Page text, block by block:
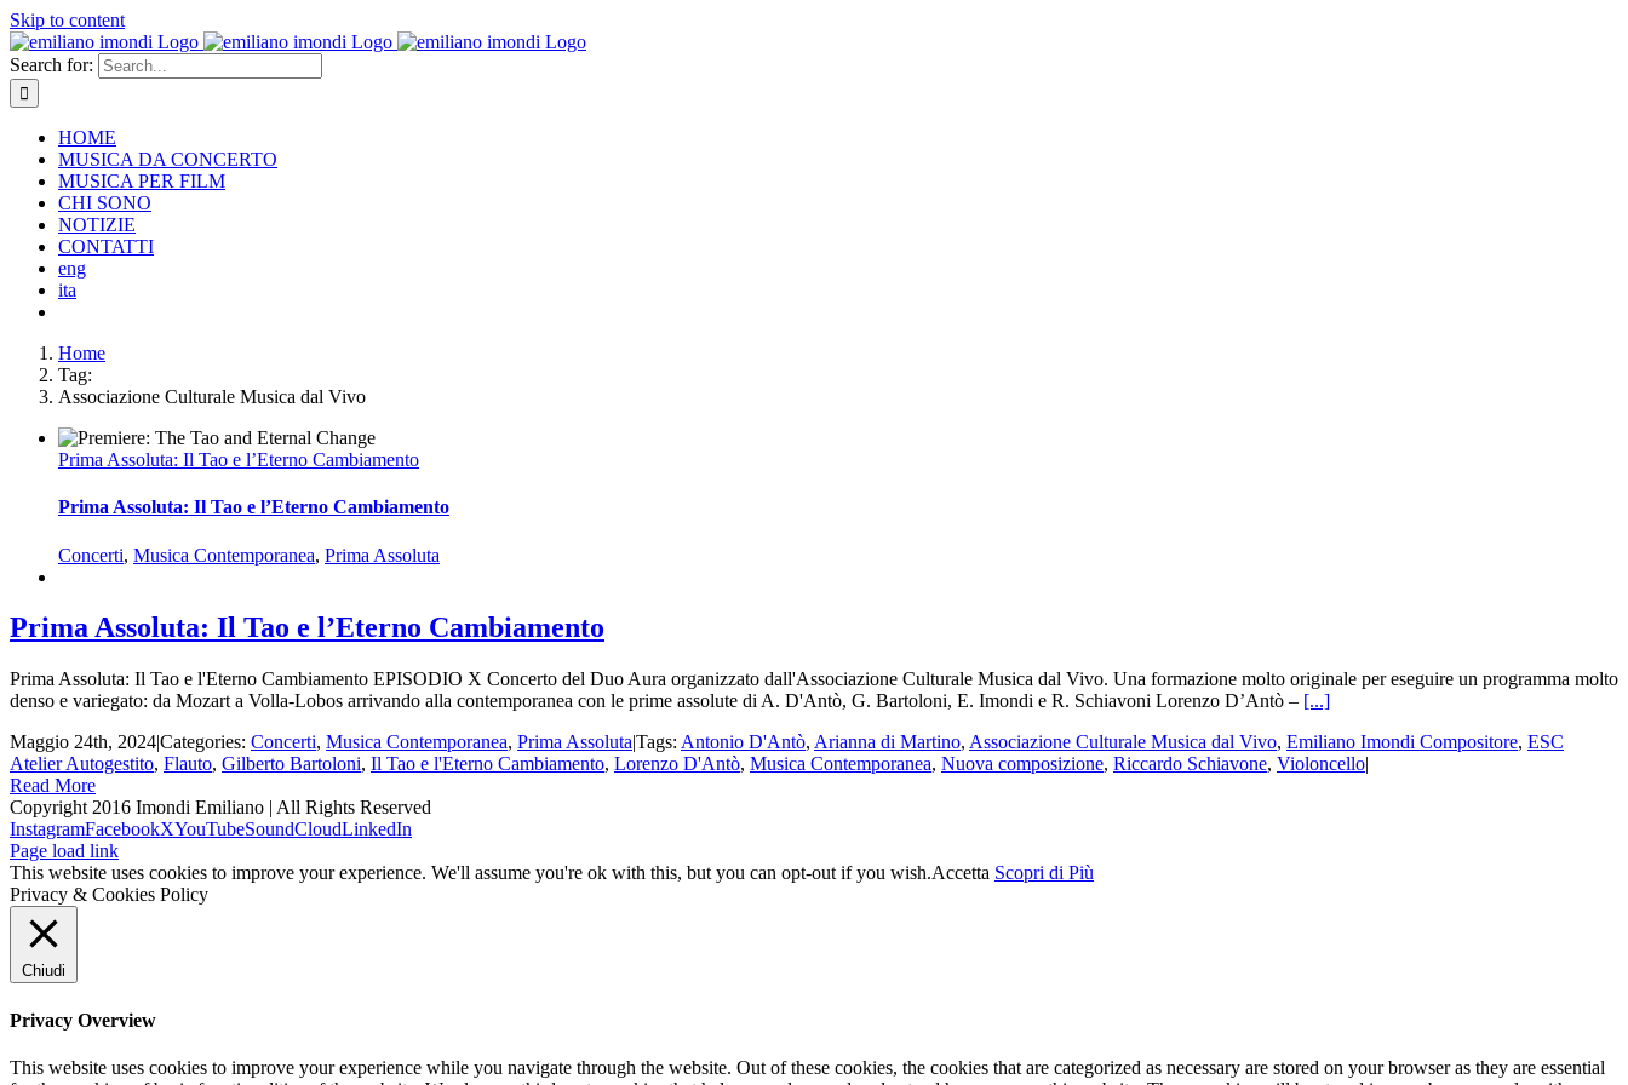
Skip to content
Search for:
HOME
MUSICA DA CONCERTO
MUSICA PER FILM
CHI SONO
NOTIZIE
CONTATTI
eng
ita
Home
Tag:
Associazione Culturale Musica dal Vivo
Prima Assoluta: Il Tao e l’Eterno Cambiamento
Prima Assoluta: Il Tao e l’Eterno Cambiamento
Concerti, Musica Contemporanea, Prima Assoluta
Prima Assoluta: Il Tao e l’Eterno Cambiamento
Prima Assoluta: Il Tao e l'Eterno Cambiamento EPISODIO X Concerto del Duo Aura organizzato dall'Associazione Culturale Musica dal Vivo. Una formazione molto originale per eseguire un programma molto
denso e variegato: da Mozart a Volla-Lobos arrivando alla contemporanea con le prime assolute di A. D'Antò, G. Bartoloni, E. Imondi e R. Schiavoni Lorenzo D’Antò – [...]
Maggio 24th, 2024|Categories: Concerti, Musica Contemporanea, Prima Assoluta|Tags: Antonio D'Antò, Arianna di Martino, Associazione Culturale Musica dal Vivo, Emiliano Imondi Compositore, ESC
Atelier Autogestito, Flauto, Gilberto Bartoloni, Il Tao e l'Eterno Cambiamento, Lorenzo D'Antò, Musica Contemporanea, Nuova composizione, Riccardo Schiavone, Violoncello|
Read More
Copyright 2016 Imondi Emiliano | All Rights Reserved
InstagramFacebookXYouTubeSoundCloudLinkedIn
Page load link
This website uses cookies to improve your experience. We'll assume you're ok with this, but you can opt-out if you wish.Accetta Scopri di Più
Privacy & Cookies Policy
Chiudi
Privacy Overview
This website uses cookies to improve your experience while you navigate through the website. Out of these cookies, the cookies that are categorized as necessary are stored on your browser as they are essential